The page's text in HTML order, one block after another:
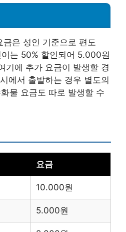
은 성인 기준으로 편도
는 50% 할인되어 5.000원
기에 추가 요금이 발생할 경
에서 출발하는 경우 별도의
물 요금도 따로 발생할 수
요금
10.000원
5.000원